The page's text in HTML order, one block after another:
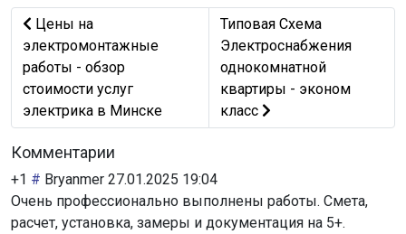
Предыдущий: Цены на электромонтажные работы -
Цены на
электромонтажные
работы - обзор
стоимости услуг
электрика в Минске
Следующий: Типовая
Типовая Схема
Электроснабжения
однокомнатной
квартиры - эконом
класс
Комментарии
+1 # Bryanmer 27.01.2025 19:04
Очень профессионально выполнены работы. Смета,
расчет, установка, замеры и документация на 5+.